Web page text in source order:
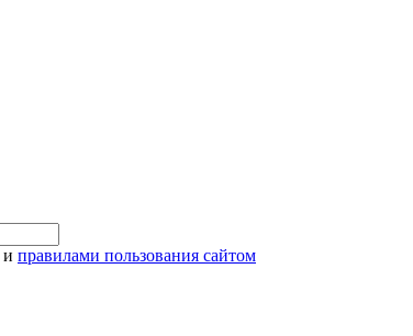
и правилами пользования сайтом